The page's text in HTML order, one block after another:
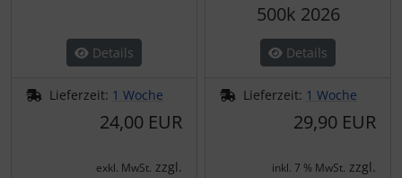
Details
Lieferzeit: 1 Woche
24,00 EUR
exkl. MwSt. zzgl.
500k 2026
Details
Lieferzeit: 1 Woche
29,90 EUR
inkl. 7 % MwSt. zzgl.